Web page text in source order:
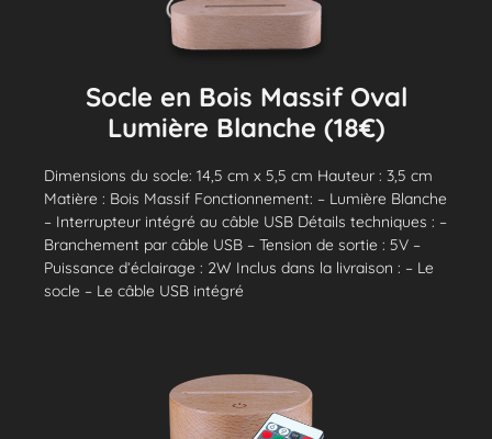
Socle en Bois Massif Oval
Lumière Blanche (18€)
Dimensions du socle: 14,5 cm x 5,5 cm Hauteur : 3,5 cm
Matière : Bois Massif Fonctionnement: – Lumière Blanche
– Interrupteur intégré au câble USB Détails techniques : –
Branchement par câble USB – Tension de sortie : 5V –
Puissance d’éclairage : 2W Inclus dans la livraison : – Le
socle – Le câble USB intégré